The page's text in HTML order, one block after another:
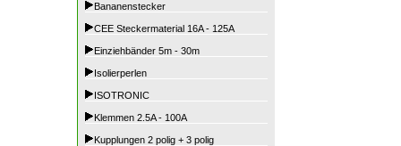
Bananenstecker
CEE Steckermaterial 16A - 125A
Einziehbänder 5m - 30m
Isolierperlen
ISOTRONIC
Klemmen 2.5A - 100A
Kupplungen 2 polig + 3 polig